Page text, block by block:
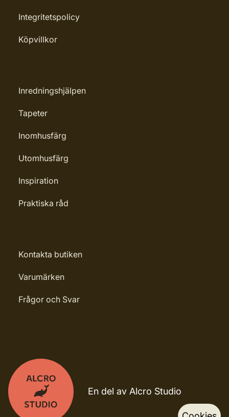
Integritetspolicy
Köpvillkor
Inredningshjälpen
Tapeter
Inomhusfärg
Utomhusfärg
Inspiration
Praktiska råd
Kontakta butiken
Varumärken
Frågor och Svar
En del av Alcro Studio